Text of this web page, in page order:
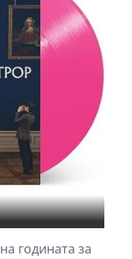
годината за